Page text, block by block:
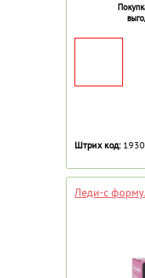
Штрих код:
Леди-с